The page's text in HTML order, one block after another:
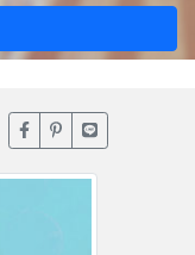
臉書分享(另開新視窗)
噗浪分享(另開新
Line分享(另